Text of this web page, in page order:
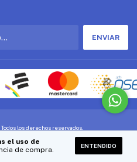
el uso de
de compra. ENTENDIDO
los derechos reservados.